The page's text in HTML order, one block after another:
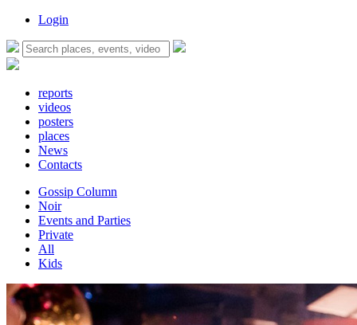
Login
reports
videos
posters
places
News
Contacts
Gossip Column
Noir
Events and Parties
Private
All
Kids